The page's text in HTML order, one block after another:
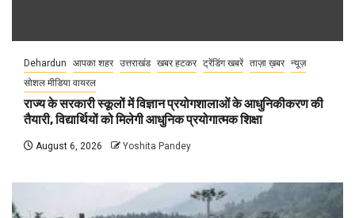
Dehardun आपका शहर उत्तराखंड खबर हटकर ट्रेंडिंग खबरें ताज़ा ख़बर न्यूज़
सोशल मीडिया वायरल
राज्य के सरकारी स्कूलों में विज्ञान प्रयोगशालाओं के आधुनिकीकरण की
तैयारी, विद्यार्थियों को मिलेगी आधुनिक प्रयोगात्मक शिक्षा
August 6, 2026 Yoshita Pandey